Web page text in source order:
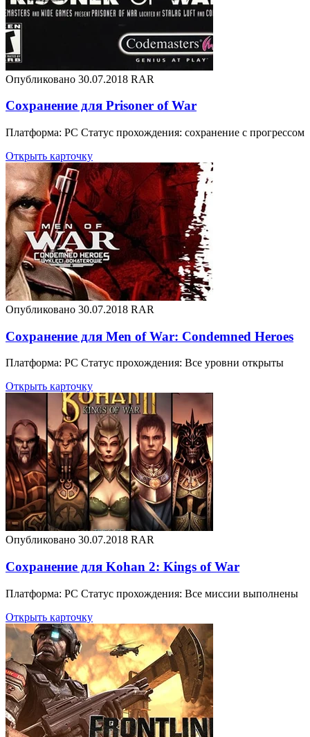
Опубликовано 30.07.2018 RAR
Сохранение для Prisoner of War
Платформа: PC Статус прохождения: сохранение с прогрессом
Открыть карточку
Опубликовано 30.07.2018 RAR
Сохранение для Men of War: Condemned Heroes
Платформа: PC Статус прохождения: Все уровни открыты
Открыть карточку
Опубликовано 30.07.2018 RAR
Сохранение для Kohan 2: Kings of War
Платформа: PC Статус прохождения: Все миссии выполнены
Открыть карточку